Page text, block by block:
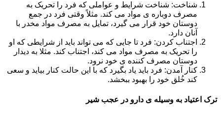
شناخت: شناخت شرایط و عواملی که فرد را تحریک به
مصرف دوباره ی مواد می کند. مثلاً وقتی فرد در جمع
دوستان خود قرار می گیرد، تمایل به مصرف مواد مخدر با
آنان دارد.
اجتناب کردن: فرد تا جایی که می تواند باید از شرایطی که او
را تحریک به مصرف مواد می کند، اجتناب کند. مثلا به دیدار
دوستان مصرف کننده ی خود نرود.
کنار آمدن: فرد باید یاد بگیرد که با این حالت کنار بیاید و سعی
کند خُلق خود را بهبود ببخشد.
ترک اعتیاد به وسیله ی دارو در عجب شیر